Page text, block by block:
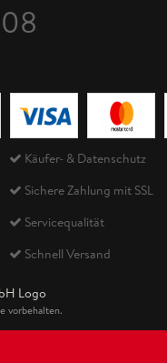
Käufer- & Datenschutz
Sichere Zahlung mit SSL
Servicequalität
Schnell Versand
vorbehalten.